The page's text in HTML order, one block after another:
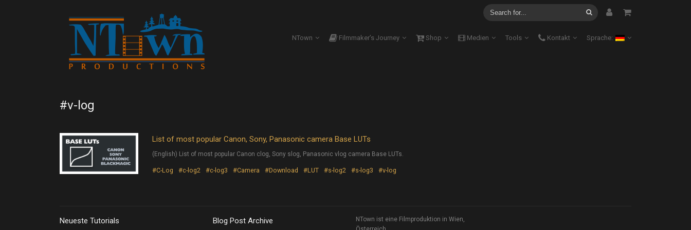
NTown Filmmaker’s Journey Shop Medien Tools Kontakt Sprache:
#v-log
List of most popular Canon, Sony, Panasonic camera Base LUTs
(English) List of most popular Canon clog, Sony slog, Panasonic vlog camera Base LUTs.
#C-Log #c-log2 #c-log3 #Camera #Download #LUT #s-log2 #s-log3 #v-log
Neueste Tutorials Blog Post Archive
NTown ist eine Filmproduktion in Wien,